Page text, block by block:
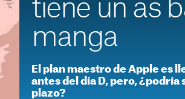
tiene un as
manga
El plan maestro de Apple es
antes del día D, pero,
plazo?